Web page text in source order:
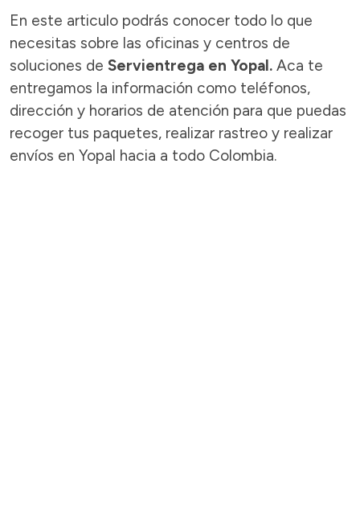
En este articulo podrás conocer todo lo que
necesitas sobre las oficinas y centros de
soluciones de Servientrega en Yopal. Aca te
entregamos la información como teléfonos,
dirección y horarios de atención para que puedas
recoger tus paquetes, realizar rastreo y realizar
envíos en Yopal hacia a todo Colombia.